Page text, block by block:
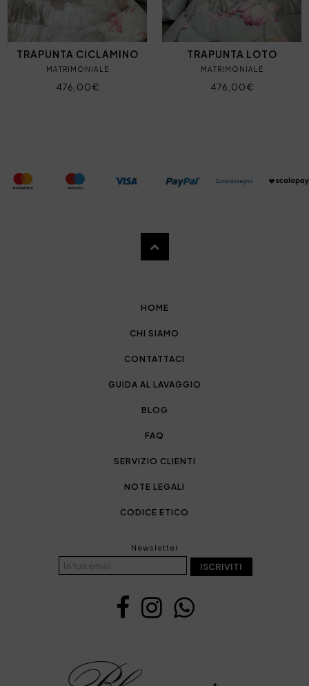
TRAPUNTA CICLAMINO
MATRIMONIALE
476,00€
TRAPUNTA LOTO
MATRIMONIALE
476,00€
HOME
CHI SIAMO
CONTATTACI
GUIDA AL LAVAGGIO
BLOG
FAQ
SERVIZIO CLIENTI
NOTE LEGALI
CODICE ETICO
Newsletter
ISCRIVITI